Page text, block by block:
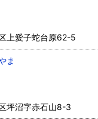
上愛子蛇台原62-5
ま
坪沼字赤石山8-3